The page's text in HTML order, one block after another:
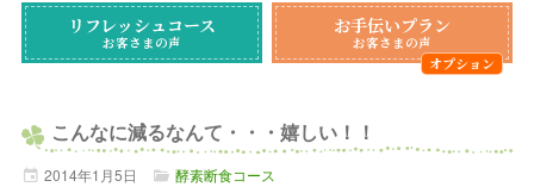
リフレッシュコース
お客さまの声
お手伝いプラン
お客さまの声
こんなに減るなんて・・・嬉しい！！
2014年1月5日 酵素断食コース